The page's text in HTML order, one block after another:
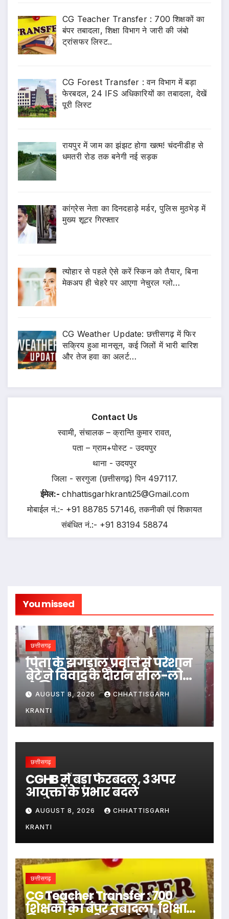
CG Teacher Transfer : 700 शिक्षकों का
बंपर तबादला, शिक्षा विभाग ने जारी की जंबो
ट्रांसफर लिस्ट..
CG Forest Transfer : वन विभाग में बड़ा
फेरबदल, 24 IFS अधिकारियों का तबादला, देखें
पूरी लिस्ट
रायपुर में जाम का झंझट होगा खत्म! चंदनीडीह से
धमतरी रोड तक बनेगी नई सड़क
कांग्रेस नेता का दिनदहाड़े मर्डर, पुलिस मुठभेड़ में
मुख्य शूटर गिरफ्तार
त्योहार से पहले ऐसे करें स्किन को तैयार, बिना
मेकअप ही चेहरे पर आएगा नेचुरल ग्लो…
CG Weather Update: छत्तीसगढ़ में फिर
सक्रिय हुआ मानसून, कई जिलों में भारी बारिश
और तेज हवा का अलर्ट…
Contact Us
स्वामी, संचालक – क्रान्ति कुमार रावत,
पता – ग्राम+पोस्ट - उदयपुर
थाना - उदयपुर
जिला - सरगुजा (छत्तीसगढ़) पिन 497117.
ईमेल:- chhattisgarhkranti25@Gmail.com
मोबाईल नं.:- +91 88785 57146, तकनीकी एवं शिकायत
संबंधित नं.:- +91 83194 58874
You missed
छत्तीसगढ़
पिता के झगड़ालू प्रवृत्ति से परेशान
बेटे ने विवाद के दौरान सील-लोढ़ा
से सिर पर किया वार…
AUGUST 8, 2026 CHHATTISGARH
KRANTI
छत्तीसगढ़
CGHB में बड़ा फेरबदल, 3 अपर
आयुक्तों के प्रभार बदले
AUGUST 8, 2026 CHHATTISGARH
KRANTI
छत्तीसगढ़
CG Teacher Transfer : 700
शिक्षकों का बंपर तबादला, शिक्षा